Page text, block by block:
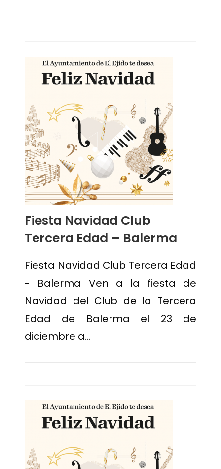
Fiesta Navidad Club
Tercera Edad – Balerma
Fiesta Navidad Club Tercera Edad
- Balerma Ven a la fiesta de
Navidad del Club de la Tercera
Edad de Balerma el 23 de
diciembre a…